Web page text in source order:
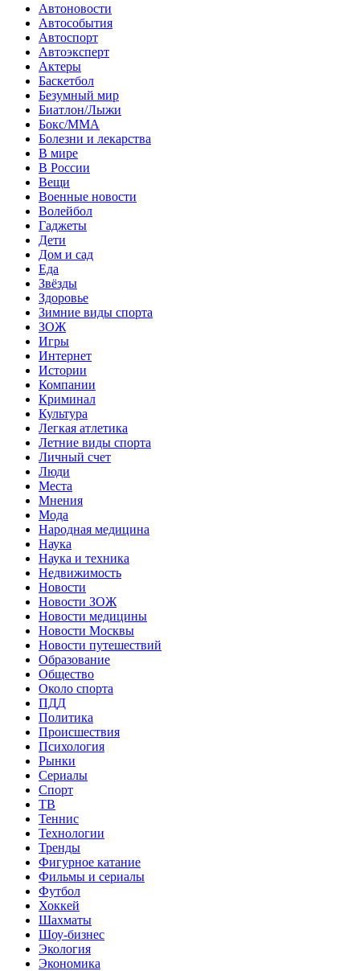
Автоновости
Автособытия
Автоспорт
Автоэксперт
Актеры
Баскетбол
Безумный мир
Биатлон/Лыжи
Бокс/MMA
Болезни и лекарства
В мире
В России
Вещи
Военные новости
Волейбол
Гаджеты
Дети
Дом и сад
Еда
Звёзды
Здоровье
Зимние виды спорта
ЗОЖ
Игры
Интернет
Истории
Компании
Криминал
Культура
Легкая атлетика
Летние виды спорта
Личный счет
Люди
Места
Мнения
Мода
Народная медицина
Наука
Наука и техника
Недвижимость
Новости
Новости ЗОЖ
Новости медицины
Новости Москвы
Новости путешествий
Образование
Общество
Около спорта
ПДД
Политика
Происшествия
Психология
Рынки
Сериалы
Спорт
ТВ
Теннис
Технологии
Тренды
Фигурное катание
Фильмы и сериалы
Футбол
Хоккей
Шахматы
Шоу-бизнес
Экология
Экономика